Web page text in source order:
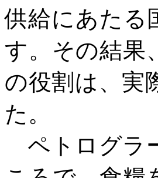
供給にあたる
す。その結果
の役割は、実
た。
ペトログラ